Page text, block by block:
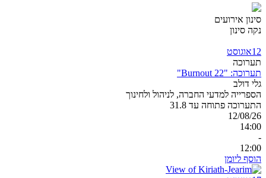
סינון אירועים
נקה סינון
12אוגוסט
תערוכה
תערוכה: "Burnout 22"
גלי דולב
הספרייה למדעי החברה, לניהול ולחינוך
התערוכה פתוחה עד 31.8
12/08/26
14:00
-
12:00
הוסף ליומן